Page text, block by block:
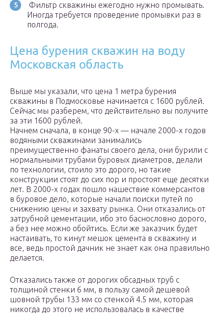
​ Фильтр скважины ежегодно нужно промывать.
Иногда требуется проведение промывки раз в
полгода.
Цена бурения скважин на воду
Московская область
Выше мы указали, что цена 1 метра бурения
скважины в Подмосковье начинается с 1600 рублей.
Сейчас мы разберем, что действительно вы получите
за эти 1600 рублей.
Начнем сначала, в конце 90-х — начале 2000-х годов
водяными скважинами занимались
преимущественно фанаты своего дела, они бурили с
нормальными трубами буровых диаметров, делали
по технологии, стоило это дорого, но такие
конструкции стоят до сих пор и простоят еще десятки
лет. В 2000-х годах пошло нашествие коммерсантов
в буровое дело, которые начали поиски путей по
снижению цены и захвату рынка. Они отказались от
затрубной цементации, ибо это баснословно дорого,
а без нее можно обойтись. Если же заказчик будет
настаивать, то кинут мешок цемента в скважину и
все, ведь простой дачник не знает как она правильно
делается.
Отказались также от дорогих обсадных труб с
толщиной стенки 6 мм, в пользу самой дешевой
шовной трубы 133 мм со стенкой 4.5 мм, которая
никогда до этого не использовалась в качестве